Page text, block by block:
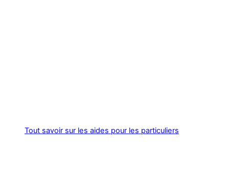
Tout savoir sur les aides pour les particuliers